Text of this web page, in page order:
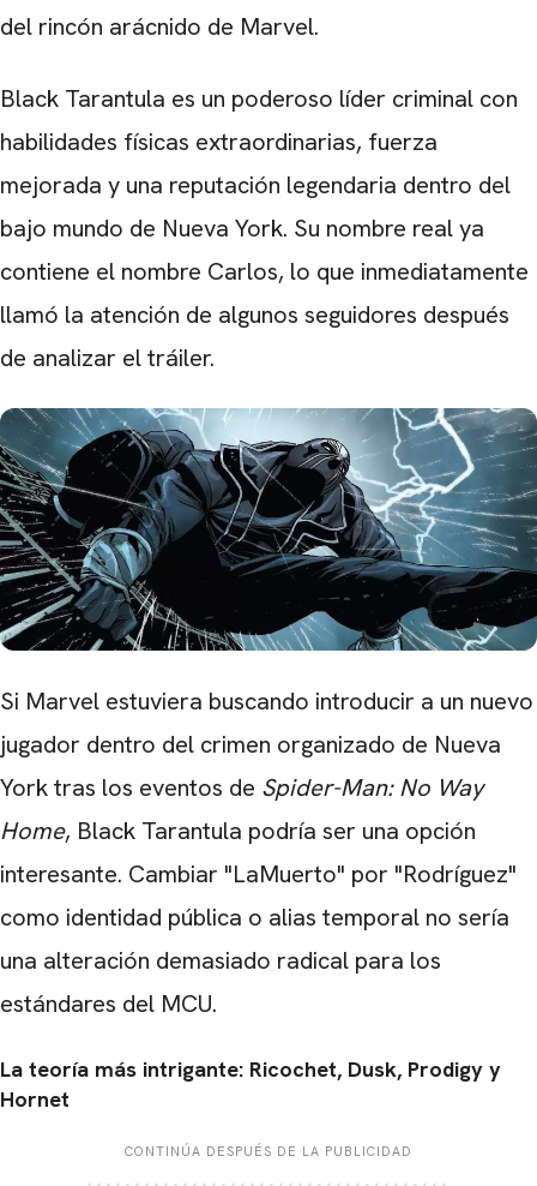
del rincón arácnido de Marvel.
Black Tarantula es un poderoso líder criminal con
habilidades físicas extraordinarias, fuerza
mejorada y una reputación legendaria dentro del
bajo mundo de Nueva York. Su nombre real ya
contiene el nombre Carlos, lo que inmediatamente
llamó la atención de algunos seguidores después
de analizar el tráiler.
Si Marvel estuviera buscando introducir a un nuevo
jugador dentro del crimen organizado de Nueva
York tras los eventos de Spider-Man: No Way
Home, Black Tarantula podría ser una opción
interesante. Cambiar "LaMuerto" por "Rodríguez"
como identidad pública o alias temporal no sería
una alteración demasiado radical para los
estándares del MCU.
La teoría más intrigante: Ricochet, Dusk, Prodigy y
Hornet
CONTINÚA DESPUÉS DE LA PUBLICIDAD